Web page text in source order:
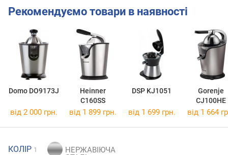
Рекомендуємо товари в наявності
Domo DO9173J
Heinner
C160SS
DSP KJ1051
Gorenje
CJ100HE
від 2 000 грн. від 1 899 грн. від 1 699 грн. від 1 664
КОЛІР 1